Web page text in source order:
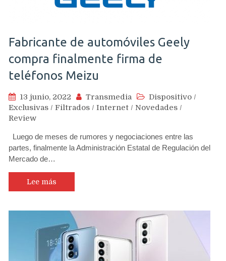
Fabricante de automóviles Geely
compra finalmente firma de
teléfonos Meizu
13 junio, 2022 Transmedia Dispositivo /
Exclusivas / Filtrados / Internet / Novedades /
Review
Luego de meses de rumores y negociaciones entre las
partes, finalmente la Administración Estatal de Regulación del
Mercado de…
Lee más